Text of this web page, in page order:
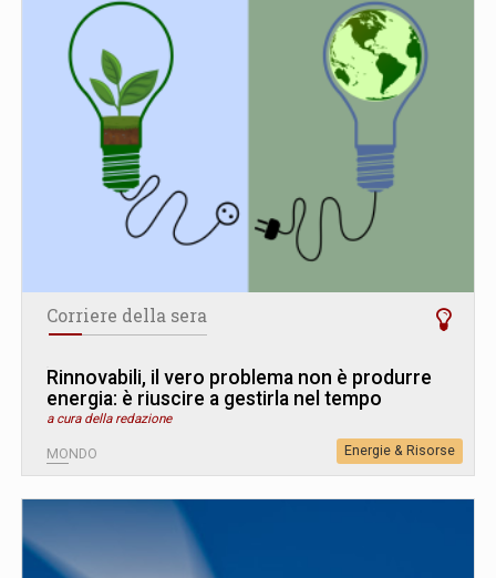
Corriere della sera
Rinnovabili, il vero problema non è produrre
energia: è riuscire a gestirla nel tempo
a cura della redazione
MONDO Energie & Risorse